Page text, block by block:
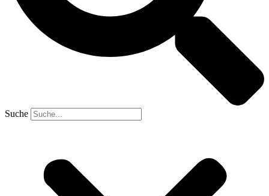
Suche